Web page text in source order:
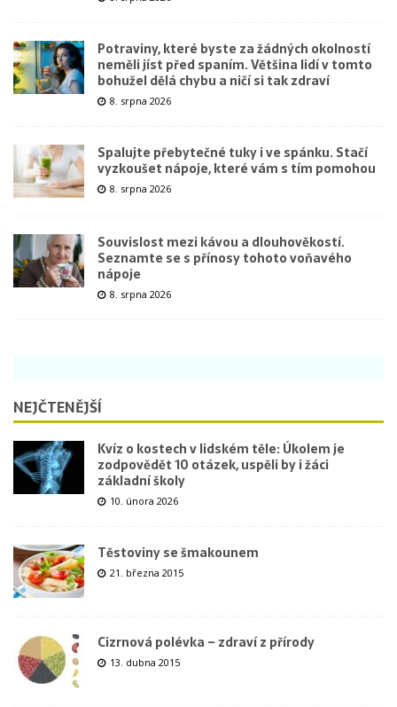
Potraviny, které byste za žádných okolností
neměli jíst před spaním. Většina lidí v tomto
bohužel dělá chybu a ničí si tak zdraví
8. srpna 2026
Spalujte přebytečné tuky i ve spánku. Stačí
vyzkoušet nápoje, které vám s tím pomohou
8. srpna 2026
Souvislost mezi kávou a dlouhověkostí.
Seznamte se s přínosy tohoto voňavého
nápoje
8. srpna 2026
NEJČTENĚJŠÍ
Kvíz o kostech v lidském těle: Úkolem je
zodpovědět 10 otázek, uspěli by i žáci
základní školy
10. února 2026
Těstoviny se šmakounem
21. března 2015
Cizrnová polévka – zdraví z přírody
13. dubna 2015